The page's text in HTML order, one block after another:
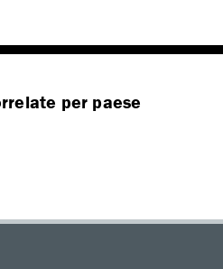
per paese